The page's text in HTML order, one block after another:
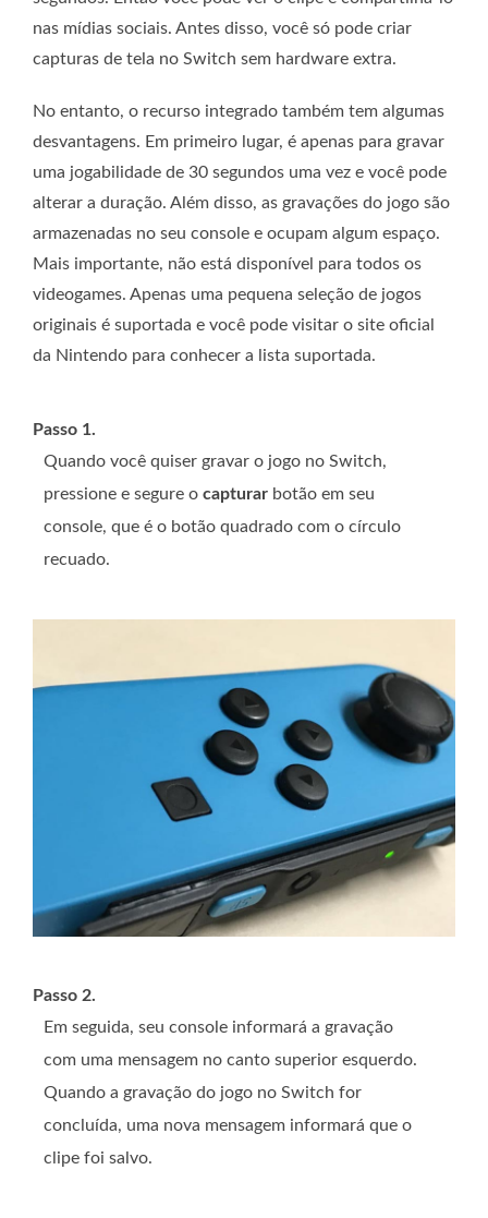
nas mídias sociais. Antes disso, você só pode criar
capturas de tela no Switch sem hardware extra.
No entanto, o recurso integrado também tem algumas
desvantagens. Em primeiro lugar, é apenas para gravar
uma jogabilidade de 30 segundos uma vez e você pode
alterar a duração. Além disso, as gravações do jogo são
armazenadas no seu console e ocupam algum espaço.
Mais importante, não está disponível para todos os
videogames. Apenas uma pequena seleção de jogos
originais é suportada e você pode visitar o site oficial
da Nintendo para conhecer a lista suportada.
Passo 1.
Quando você quiser gravar o jogo no Switch,
pressione e segure o capturar botão em seu
console, que é o botão quadrado com o círculo
recuado.
Passo 2.
Em seguida, seu console informará a gravação
com uma mensagem no canto superior esquerdo.
Quando a gravação do jogo no Switch for
concluída, uma nova mensagem informará que o
clipe foi salvo.